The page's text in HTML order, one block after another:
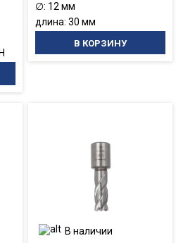
∅: 12 мм
длина: 30 мм
В КОРЗИНУ
В наличии